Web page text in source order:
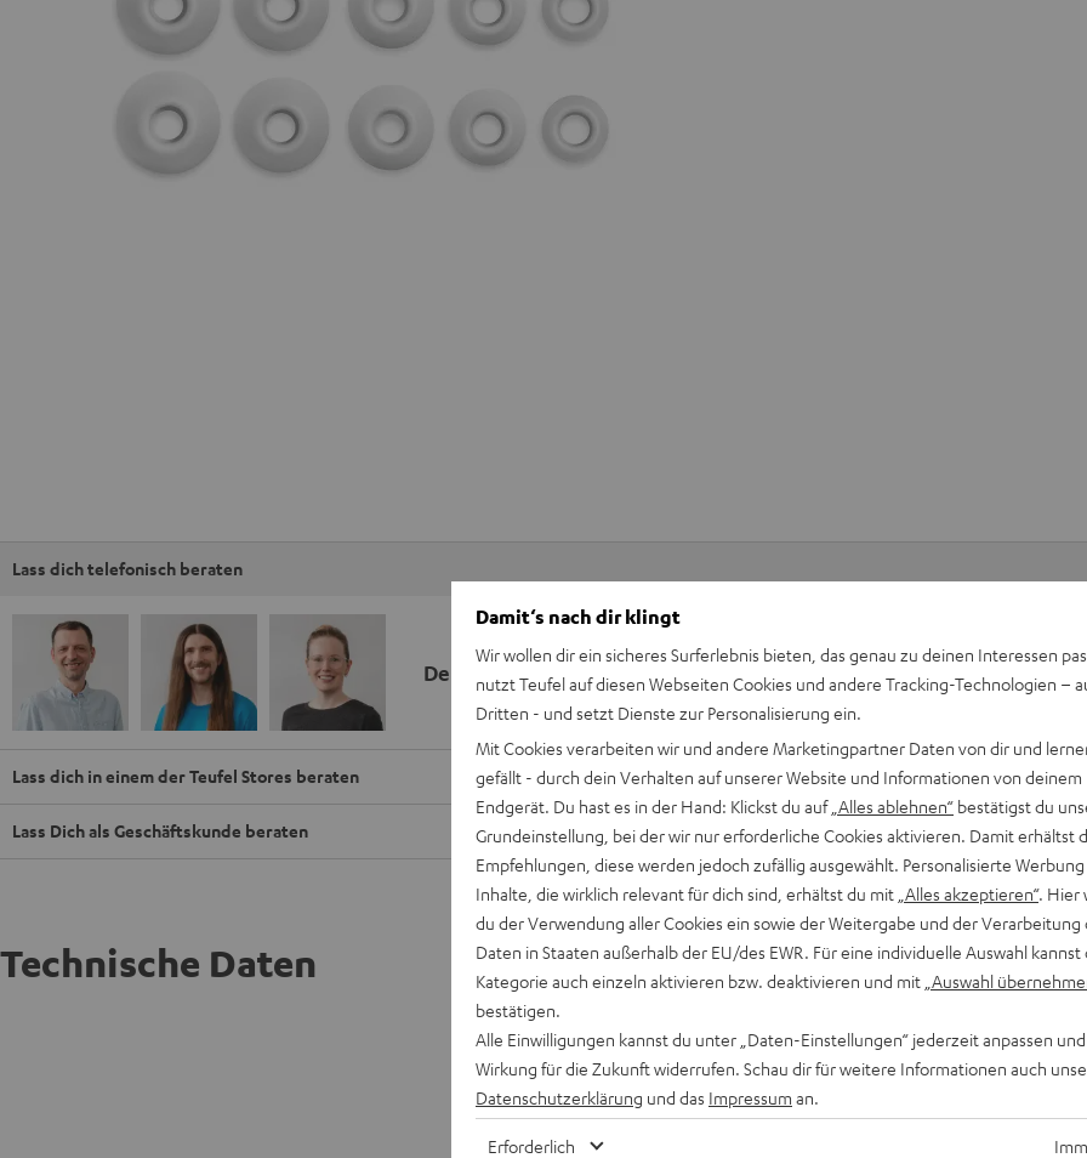
Lass dich telefonisch beraten
Deine Kaufberatung
Keinen Store in der Nähe? Kein
beraten dich auch persönlich am
Lass dich in einem der Teufel Stores beraten
Lass Dich als Geschäftskunde beraten
Technische Daten
REAL BLUE TWS 2 Silikon Ohradapter (XS, S, M, L, XL)
Damit‘s nach dir klingt
Wir wollen dir ein sicheres Surferlebnis bieten, das genau zu deinen Interessen
nutzt Teufel auf diesen Webseiten Cookies und andere Tracking-Technologien –
Dritten - und setzt Dienste zur Personalisierung ein.
Mit Cookies verarbeiten wir und andere Marketingpartner Daten von dir und
gefällt - durch dein Verhalten auf unserer Website und Informationen von deinem
Endgerät. Du hast es in der Hand: Klickst du auf „Alles ablehnen“ bestätigst du
Grundeinstellung, bei der wir nur erforderliche Cookies aktivieren. Damit erhältst
Empfehlungen, diese werden jedoch zufällig ausgewählt. Personalisierte
Inhalte, die wirklich relevant für dich sind, erhältst du mit „Alles akzeptieren“. Hier
du der Verwendung aller Cookies ein sowie der Weitergabe und der Verarbeitung
Daten in Staaten außerhalb der EU/des EWR. Für eine individuelle Auswahl kannst
Kategorie auch einzeln aktivieren bzw. deaktivieren und mit „Auswahl
bestätigen.
Alle Einwilligungen kannst du unter „Daten-Einstellungen“ jederzeit anpassen
Wirkung für die Zukunft widerrufen. Schau dir für weitere Informationen auch
Datenschutzerklärung und das Impressum an.
Erforderlich